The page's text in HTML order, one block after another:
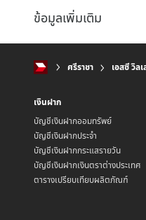
ข้อมูลเพิ่มเติม
ศรีราชา เอสซี วิล
เงินฝาก
บัญชีเงินฝากออมทรัพย์
บัญชีเงินฝากประจำ
บัญชีเงินฝากกระแสรายวัน
บัญชีเงินฝากเงินตราต่างประเทศ
ตารางเปรียบเทียบผลิตภัณฑ์